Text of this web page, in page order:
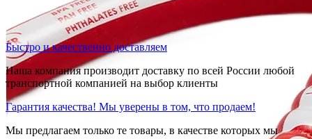
Быстро и качественно доставляем
Наша компания производит доставку по всей России любой
транспортной компанией на выбор клиенты
Гарантия качества! Мы уверены в том, что продаем!
Мы предлагаем только те товары, в качестве которых мы